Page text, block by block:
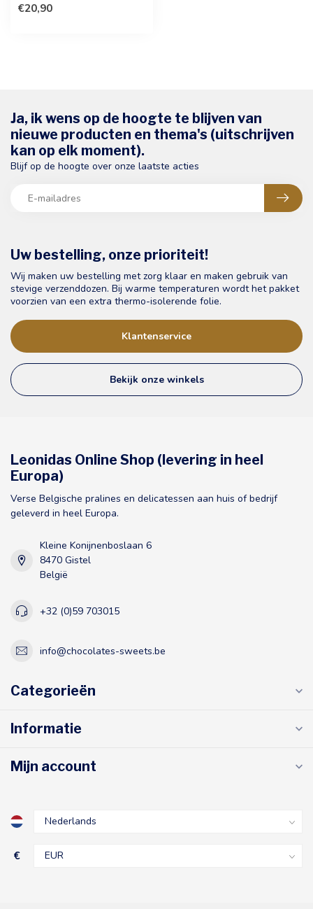
€20,90
Uw bestelling, onze prioriteit!
Wij maken uw bestelling met zorg klaar en maken gebruik van
stevige verzenddozen. Bij warme temperaturen wordt het pakket
voorzien van een extra thermo-isolerende folie.
Klantenservice
Bekijk onze winkels
Ja, ik wens op de hoogte te blijven van
nieuwe producten en thema's (uitschrijven
kan op elk moment).
Blijf op de hoogte over onze laatste acties
Leonidas Online Shop (levering in heel
Europa)
Verse Belgische pralines en delicatessen aan huis of bedrijf
geleverd in heel Europa.
Kleine Konijnenboslaan 6
8470 Gistel
België
+32 (0)59 703015
info@chocolates-sweets.be
Categorieën
Informatie
Mijn account
€